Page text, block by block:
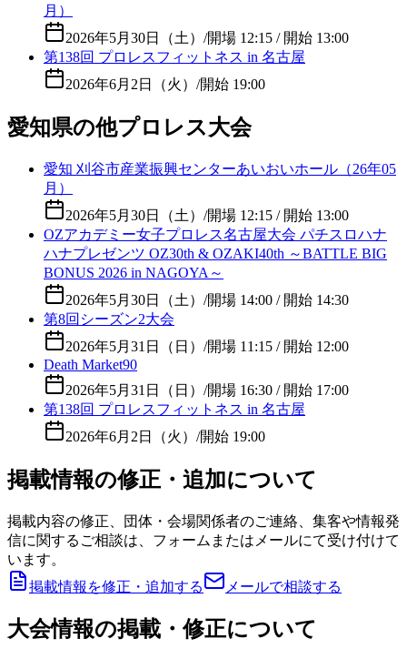
月）
2026年5月30日（土） /開場 12:15 / 開始 13:00
第138回 プロレスフィットネス in 名古屋
2026年6月2日（火） /開始 19:00
愛知県の他プロレス大会
愛知 刈谷市産業振興センターあいおいホール（26年05
月）
2026年5月30日（土） /開場 12:15 / 開始 13:00
OZアカデミー女子プロレス名古屋大会 パチスロハナ
ハナプレゼンツ OZ30th & OZAKI40th ～BATTLE BIG
BONUS 2026 in NAGOYA～
2026年5月30日（土） /開場 14:00 / 開始 14:30
第8回シーズン2大会
2026年5月31日（日） /開場 11:15 / 開始 12:00
Death Market90
2026年5月31日（日） /開場 16:30 / 開始 17:00
第138回 プロレスフィットネス in 名古屋
2026年6月2日（火） /開始 19:00
掲載情報の修正・追加について
掲載内容の修正、団体・会場関係者のご連絡、集客や情報発
信に関するご相談は、フォームまたはメールにて受け付けて
います。
掲載情報を修正・追加する
メールで相談する
大会情報の掲載・修正について